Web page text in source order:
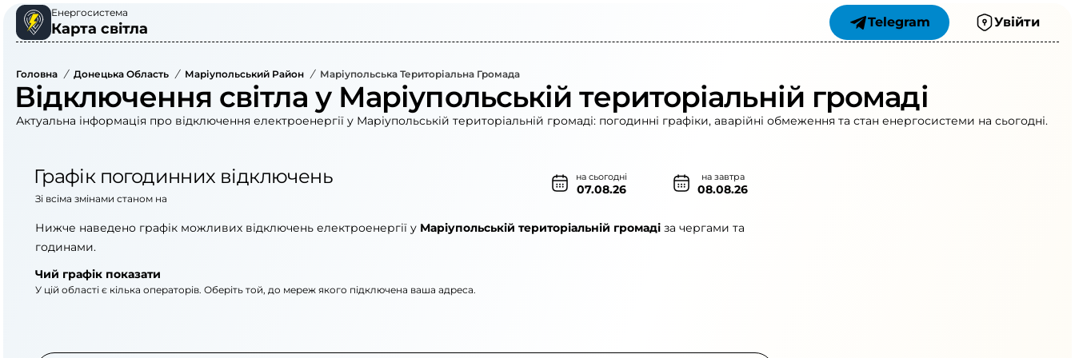
Енергосистема
Карта світла Telegram Увійти
Головна / Донецька Область / Маріупольський Район / Маріупольська Територіальна Громада
Відключення світла у Маріупольській територіальній громаді
Актуальна інформація про відключення електроенергії у Маріупольській територіальній громаді: погодинні графіки, аварійні обмеження та стан енергосистеми на сьогодні.
Графік погодинних відключень на сьогодні
07.08.26
на завтра
08.08.26
Зі всіма змінами станом на
Нижче наведено графік можливих відключень електроенергії у Маріупольській територіальній громаді за чергами та
годинами.
Чий графік показати
У цій області є кілька операторів. Оберіть той, до мереж якого підключена ваша адреса.